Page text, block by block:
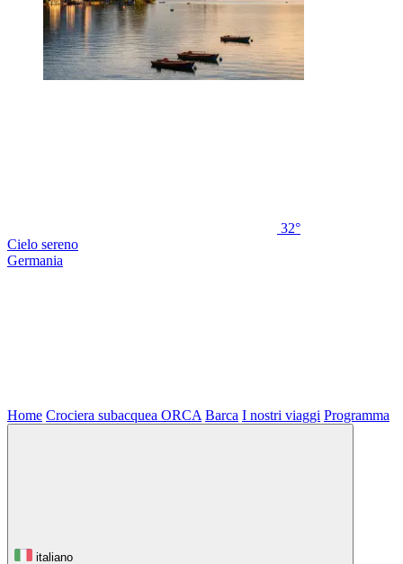
32°
Cielo sereno
Germania
Home Crociera subacquea ORCA Barca I nostri viaggi Programma
italiano